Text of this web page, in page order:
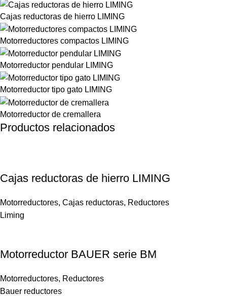
Cajas reductoras de hierro LIMING
Motorreductores compactos LIMING
Motorreductor pendular LIMING
Motorreductor tipo gato LIMING
Motorreductor de cremallera
Productos relacionados
Cajas reductoras de hierro LIMING
Motorreductores, Cajas reductoras, Reductores
Liming
Motorreductor BAUER serie BM
Motorreductores, Reductores
Bauer reductores